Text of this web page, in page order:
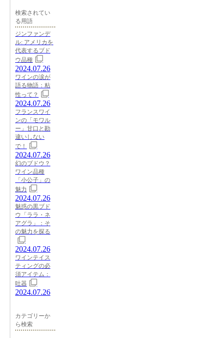
検索されてい
る用語
ジンファンデ
ル: アメリカを
代表するブド
ウ品種
2024.07.26
ワインの涙が
語る物語：粘
性って？
2024.07.26
フランスワイ
ンの「モワル
ー」甘口と勘
違いしない
で！
2024.07.26
幻のブドウ？
ワイン品種
「小公子」の
魅力
2024.07.26
魅惑の黒ブド
ウ「ララ・ネ
アグラ」：そ
の魅力を探る
2024.07.26
ワインテイス
ティングの必
須アイテム：
吐器
2024.07.26
カテゴリーか
ら検索